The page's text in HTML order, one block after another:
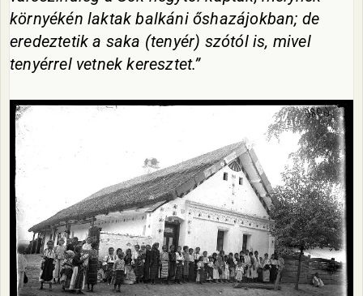
környékén laktak balkáni őshazájokban; de
eredeztetik a saka (tenyér) szótól is, mivel
tenyérrel vetnek keresztet.”